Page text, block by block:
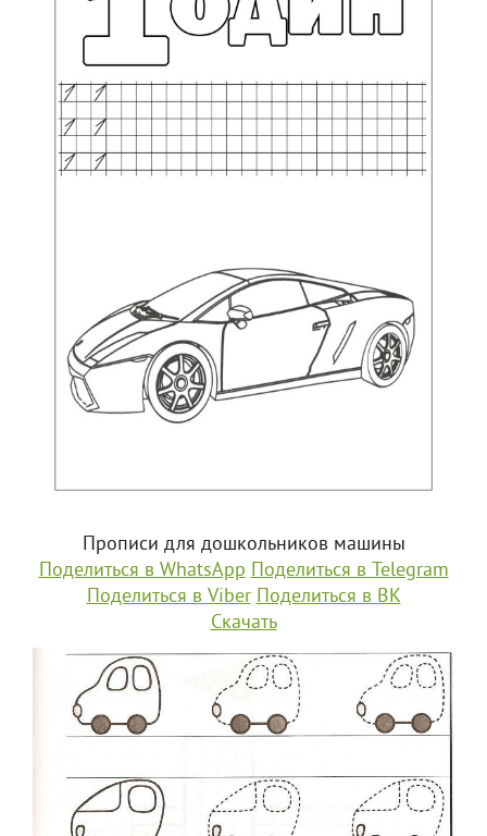
Прописи для дошкольников машины
Поделиться в WhatsApp Поделиться в Telegram
Поделиться в Viber Поделиться в ВК
Скачать